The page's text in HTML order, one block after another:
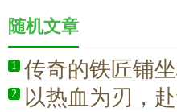
随机文章
1 传奇的铁匠铺
2 以热血为刃，